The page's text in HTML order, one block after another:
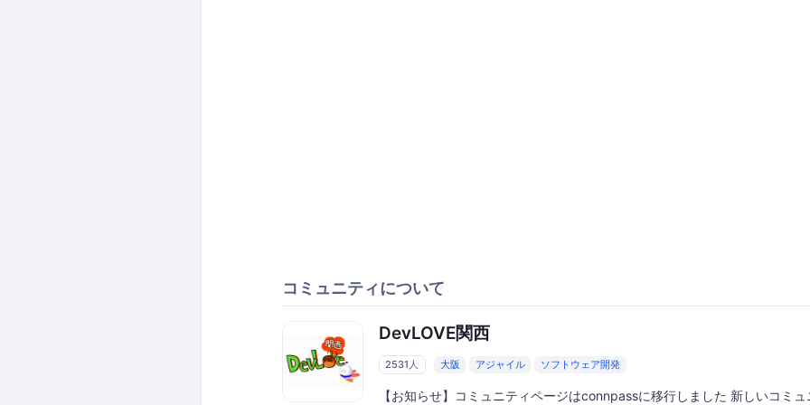
コミュニティについて
DevLOVE関西
2531人 大阪 アジャイル ソフトウェア開発
【お知らせ】コミュニティページはconnpassに移行しました 新しいコミュ